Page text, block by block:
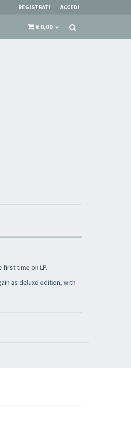
REGISTRATI ACCEDI
€ 0,00
time on LP.
as deluxe edition, with
arrivi in negozio e delle promozioni